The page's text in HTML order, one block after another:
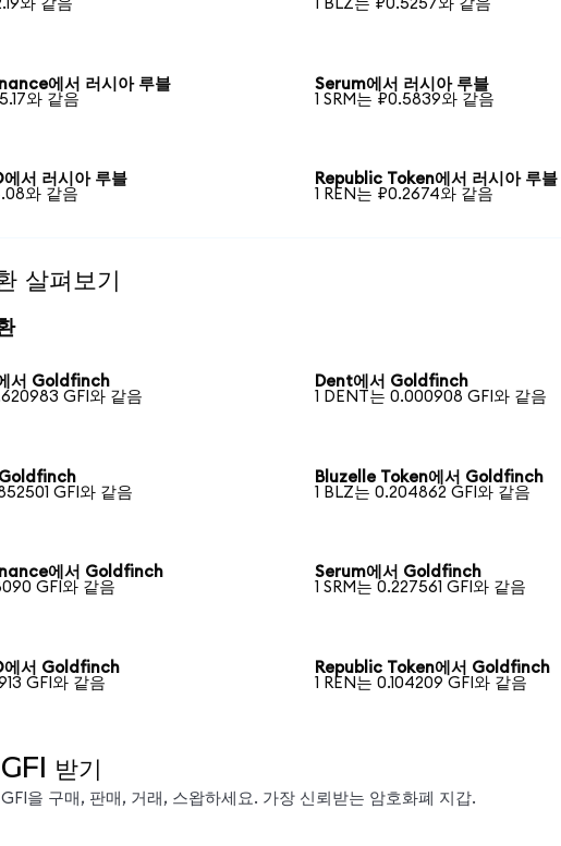
와 같음
1 BLZ는 ₽0.5257와 같음
에서 러시아 루블
와 같음
Serum에서 러시아 루블
1 SRM는 ₽0.5839와 같음
서 러시아 루블
와 같음
Republic Token에서 러시아 루블
1 REN는 ₽0.2674와 같음
살펴보기
서 Goldfinch
GFI와 같음
Dent에서 Goldfinch
1 DENT는 0.000908 GFI와 같음
GFI와 같음
Bluzelle Token에서 Goldfinch
1 BLZ는 0.204862 GFI와 같음
에서 Goldfinch
GFI와 같음
Serum에서 Goldfinch
1 SRM는 0.227561 GFI와 같음
에서 Goldfinch
GFI와 같음
Republic Token에서 Goldfinch
1 REN는 0.104209 GFI와 같음
받기
을 구매, 판매, 거래, 스왑하세요. 가장 신뢰받는 암호화폐 지갑.